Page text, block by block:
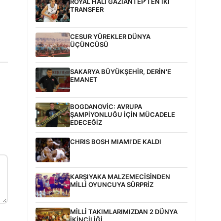
TRANSFER
CESUR YÜREKLER DÜNYA
ÜÇÜNCÜSÜ
SAKARYA BÜYÜKŞEHİR, DERİN'E
EMANET
BOGDANOVİC: AVRUPA
ŞAMPİYONLUĞU İÇİN MÜCADELE
EDECEĞİZ
CHRIS BOSH MIAMI'DE KALDI
KARŞIYAKA MALZEMECİSİNDEN
MİLLİ OYUNCUYA SÜRPRİZ
MİLLİ TAKIMLARIMIZDAN 2 DÜNYA